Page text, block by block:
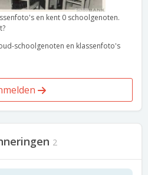
en kent 0 schoolgenoten.
schoolgenoten en klassenfoto's
2